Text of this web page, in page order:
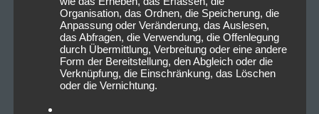
öwensaalNürnberg_Livesound
Organisation, das Ordnen, die Speicherung, die
Anpassung oder Veränderung, das Auslesen,
das Abfragen, die Verwendung, die Offenlegung
durch Übermittlung, Verbreitung oder eine andere
Form der Bereitstellung, den Abgleich oder die
Verknüpfung, die Einschränkung, das Löschen
oder die Vernichtung.